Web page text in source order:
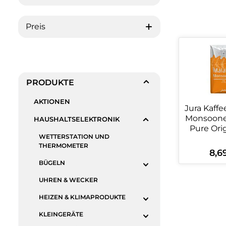
Preis
PRODUKTE
AKTIONEN
HAUSHALTSELEKTRONIK
WETTERSTATION UND
THERMOMETER
BÜGELN
UHREN & WECKER
HEIZEN & KLIMAPRODUKTE
KLEINGERÄTE
Jura
Pure